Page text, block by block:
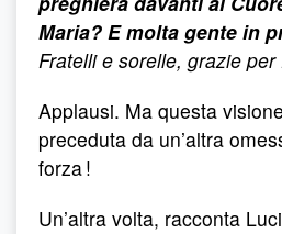
Maria? E molta gente in
Fratelli e sorelle, grazie
Applausi. Ma questa
preceduta da un’altra
forza !
Un’altra volta, racconta